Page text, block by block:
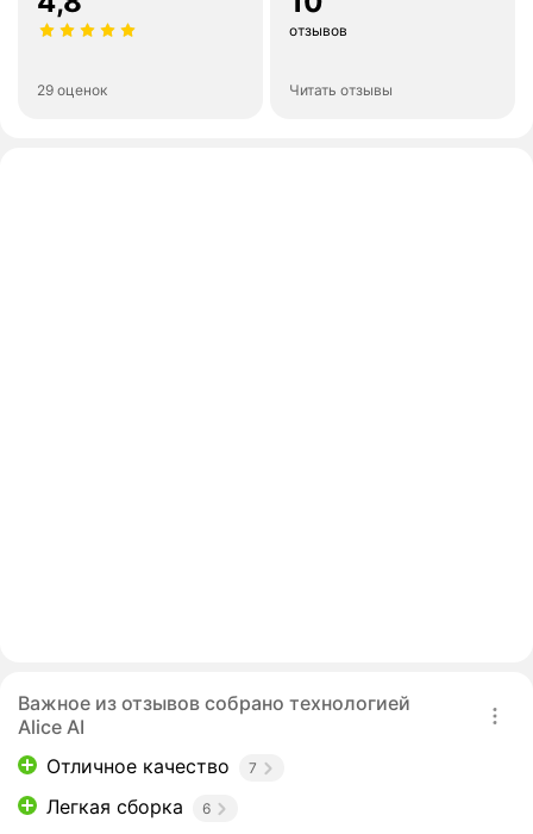
29 оценок
отзывов
Читать отзывы
Важное из отзывов собрано технологией
Alice AI
Отличное качество
7
Легкая сборка 6